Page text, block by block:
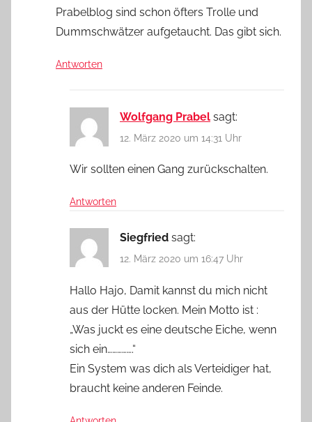
Prabelblog sind schon öfters Trolle und
Dummschwätzer aufgetaucht. Das gibt sich.
Antworten
Wolfgang Prabel sagt:
12. März 2020 um 14:31 Uhr
Wir sollten einen Gang zurückschalten.
Antworten
Siegfried sagt:
12. März 2020 um 16:47 Uhr
Hallo Hajo, Damit kannst du mich nicht
aus der Hütte locken. Mein Motto ist :
„Was juckt es eine deutsche Eiche, wenn
sich ein…………….“
Ein System was dich als Verteidiger hat,
braucht keine anderen Feinde.